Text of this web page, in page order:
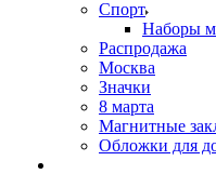
Спорт
Наборы
Распродажа
Москва
Значки
8 марта
Магнитные
Обложки для